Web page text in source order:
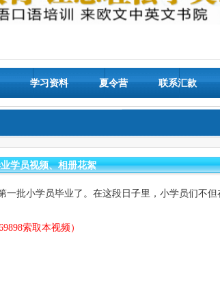
学习资料 夏令营 联系汇款
学员视频、相册花絮
批小学员毕业了。在这段日子里，小学员们不但
索取本视频）